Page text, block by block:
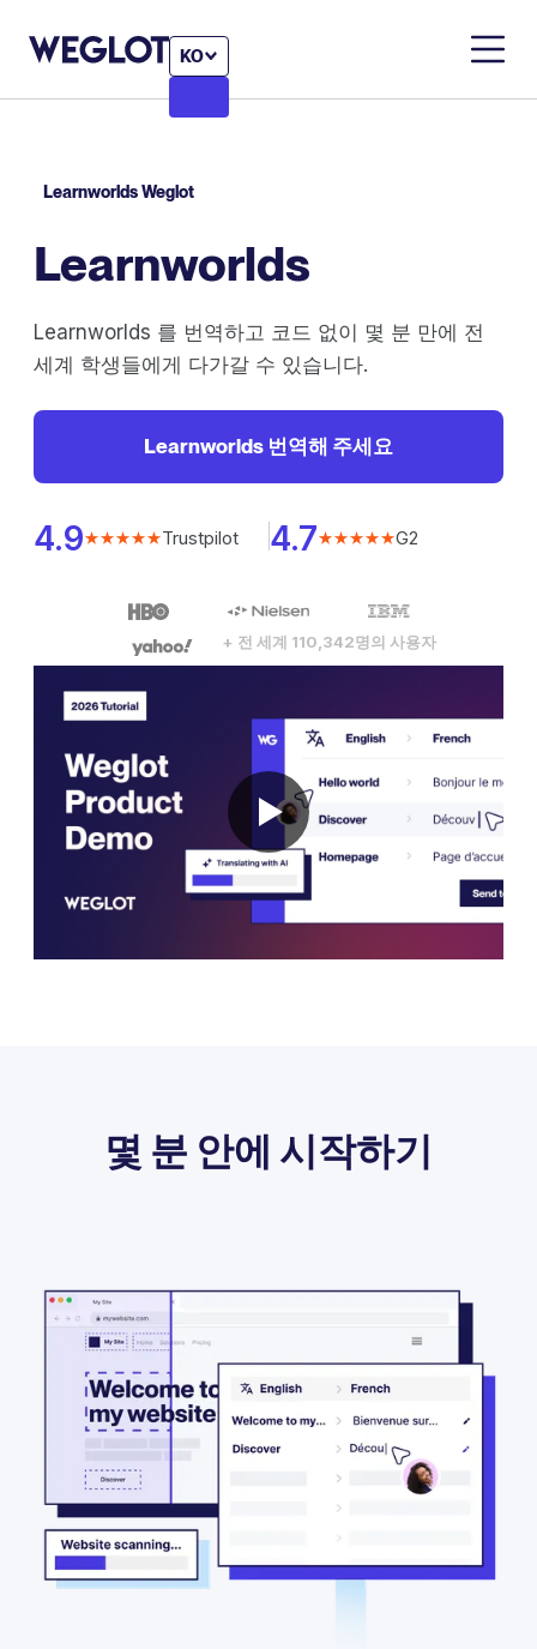
KO
Learnworlds Weglot
Learnworlds
Learnworlds 를 번역하고 코드 없이 몇 분 만에 전
세계 학생들에게 다가갈 수 있습니다.
Learnworlds 번역해 주세요
4.9★★★★★Trustpilot 4.7★★★★★G2
+ 전 세계 110,342명의 사용자
몇 분 안에 시작하기